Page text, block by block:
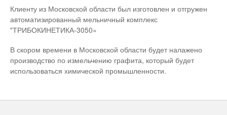
Клиенту из Московской области был изготовлен и отгружен
автоматизированный мельничный комплекс
"ТРИБОКИНЕТИКА-3050»
В скором времени в Московской области будет налажено
производство по измельчению графита, который будет
использоваться химической промышленности.